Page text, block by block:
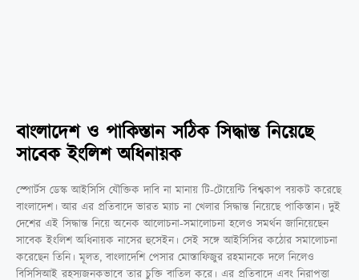
বাংলাদেশ ও পাকিস্তান সঠিক সিদ্ধান্ত নিয়েছে
সাবেক ইংলিশ অধিনায়ক
স্পোর্টস ডেস্ক আইসিসি যৌক্তিক দাবি না মানায় টি-টোয়েন্টি বিশ্বকাপ বয়কট করেছে
বাংলাদেশ। আর এর প্রতিবাদে ভারত ম্যাচ না খেলার সিদ্ধান্ত নিয়েছে পাকিস্তান। দুই
দেশের এই সিদ্ধান্ত নিয়ে অনেক আলোচনা-সমালোচনা হলেও সমর্থন জানিয়েছেন
সাবেক ইংলিশ অধিনায়ক নাসের হুসেইন। সেই সঙ্গে আইসিসির কঠোর সমালোচনা
করেছেন তিনি। মূলত, বাংলাদেশি পেসার মোস্তাফিজুর রহমানকে দলে নিলেও
বিসিসিআই রহস্যজনকভাবে তার চুক্তি বাতিল করে। এর প্রতিবাদে এবং নিরাপত্তা